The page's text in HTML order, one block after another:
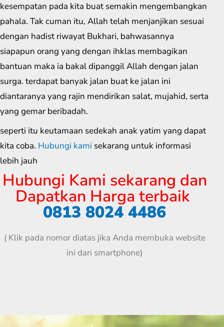
kesempatan pada kita buat semakin mengembangkan
pahala. Tak cuman itu, Allah telah menjanjikan sesuai
dengan hadist riwayat Bukhari, bahwasannya
siapapun orang yang dengan ihklas membagikan
bantuan maka ia bakal dipanggil Allah dengan jalan
surga. terdapat banyak jalan buat ke jalan ini
diantaranya yang rajin mendirikan salat, mujahid, serta
yang gemar beribadah.
seperti itu keutamaan sedekah anak yatim yang dapat
kita coba. Hubungi kami sekarang untuk informasi
lebih jauh
Hubungi Kami sekarang dan
Dapatkan Harga terbaik
0813 8024 4486
( Klik pada nomor diatas jika Anda membuka website
ini dari smartphone)